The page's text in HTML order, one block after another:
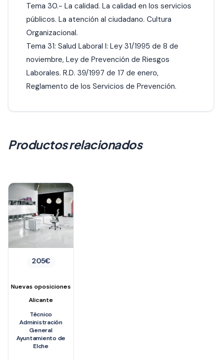
Tema 30.- La calidad. La calidad en los servicios
públicos. La atención al ciudadano. Cultura
Organizacional.
Tema 31: Salud Laboral I: Ley 31/1995 de 8 de
noviembre, Ley de Prevención de Riesgos
Laborales. R.D. 39/1997 de 17 de enero,
Reglamento de los Servicios de Prevención.
Productos relacionados
205€
Nuevas oposiciones
Alicante
Técnico
Administración
General
Ayuntamiento de
Elche